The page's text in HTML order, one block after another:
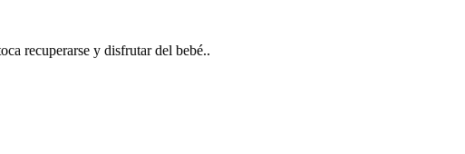
recuperarse y disfrutar del bebé..